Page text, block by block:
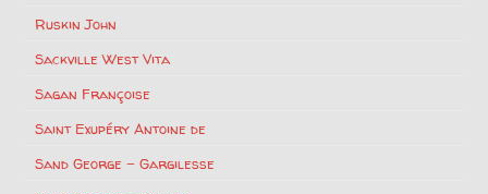
Ruskin John
Sackville West Vita
Sagan Françoise
Saint Exupéry Antoine de
Sand George – Gargilesse